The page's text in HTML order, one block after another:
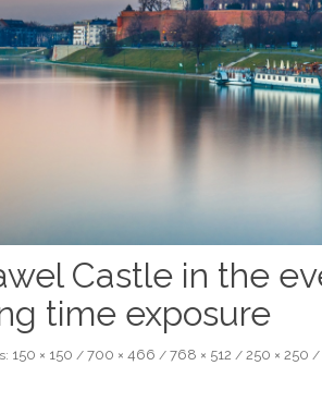
Castle in the
time exposure
150 × 150 / 700 × 466 / 768 × 512 / 250 × 250 /